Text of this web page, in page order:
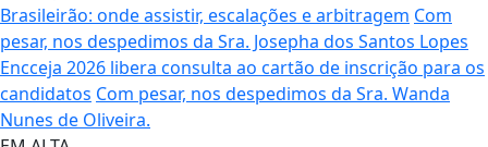
Brasileirão: onde assistir, escalações e arbitragem Com
pesar, nos despedimos da Sra. Josepha dos Santos Lopes
Encceja 2026 libera consulta ao cartão de inscrição para os
candidatos Com pesar, nos despedimos da Sra. Wanda
Nunes de Oliveira.